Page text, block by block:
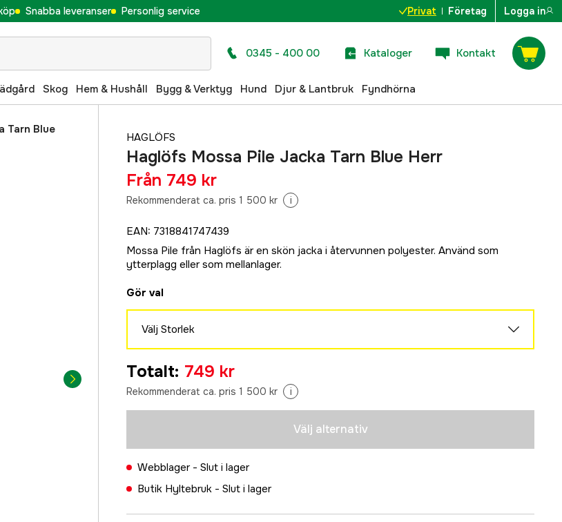
Snabba leveranser Personlig service Privat Företag Logga in
0345 - 400 00 Kataloger Kontakt
Skog Hem & Hushåll Bygg & Verktyg Hund Djur & Lantbruk Fyndhörna
Tarn Blue
HAGLÖFS
Haglöfs Mossa Pile Jacka Tarn Blue Herr
Från 749 kr
Rekommenderat ca. pris 1 500 kr i
EAN: 7318841747439
Mossa Pile från Haglöfs är en skön jacka i återvunnen polyester. Använd som
ytterplagg eller som mellanlager.
Gör val
Välj Storlek
749 kr
M
749 kr
749 kr
XL
749 kr
XXL
Totalt: 749 kr
Rekommenderat ca. pris 1 500 kr i
Välj alternativ
Webblager - Slut i lager
Butik Hyltebruk - Slut i lager